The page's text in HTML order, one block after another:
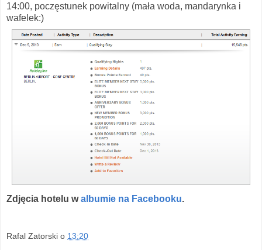
14:00, poczęstunek powitalny (mała woda, mandarynka i
wafelek:)
Zdjęcia hotelu walbumie na Facebooku.
Rafal Zatorski o 13:20